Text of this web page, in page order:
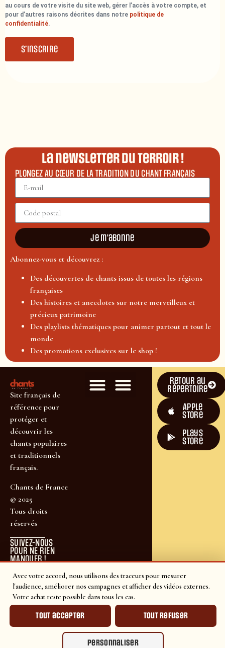
Avec votre accord, nous utilisons des traceurs pour mesurer
l'audience, améliorer nos campagnes et afficher des vidéos externes.
Votre achat reste possible dans tous les cas.
Tout accepter Tout refuser
Personnaliser
au cours de votre visite du site web, gérer l’accès à votre compte, et
pour d’autres raisons décrites dans notre politique de
confidentialité.
S’inscrire
La newsletter du terroir !
PLONGEZ AU CŒUR DE LA TRADITION DU CHANT FRANÇAIS
Je m'abonne
Abonnez-vous et découvrez :
Des découvertes de chants issus de toutes les régions
françaises
Des histoires et anecdotes sur notre merveilleux et
précieux patrimoine
Des playlists thématiques pour animer partout et tout le
monde
Des promotions exclusives sur le shop !
Site français de
référence pour
protéger et
découvrir les
chants populaires
et traditionnels
français.
Chants de France
© 2025
Tous droits
réservés
SUIVEZ-NOUS
POUR NE RIEN
MANQUER !
Retour au
répertoire
Apple
Store
plays
store